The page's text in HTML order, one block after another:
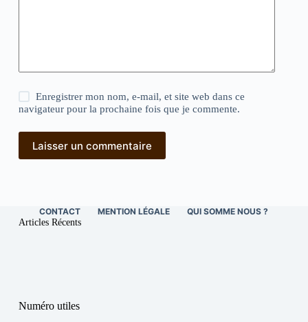
Enregistrer mon nom, e-mail, et site web dans ce
navigateur pour la prochaine fois que je commente.
Laisser un commentaire
CONTACT MENTION LÉGALE QUI SOMME NOUS ?
Articles Récents
Numéro utiles